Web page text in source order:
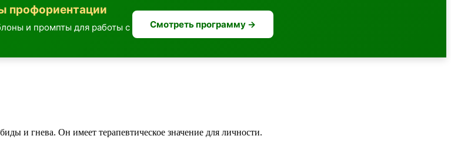
профориентации
и промпты для работы с
Смотреть программу →
и гнева. Он имеет терапевтическое значение для личности.